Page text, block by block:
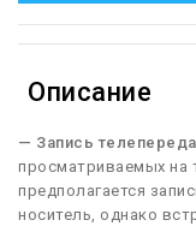
Описание
— Запись
просматриваемых на
предполагается
носитель, однако